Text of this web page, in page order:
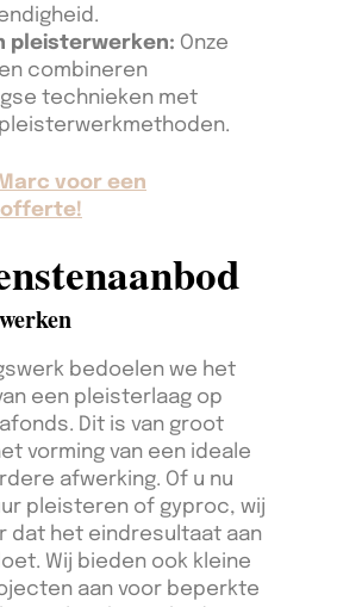
pleisterwerken: Onze
combineren
technieken met
voor een
bedoelen we het
een pleisterlaag op
Dit is van groot
vorming van een ideale
afwerking. Of u nu
pleisteren of gyproc, wij
dat het eindresultaat aan
Wij bieden ook kleine
aan voor beperkte